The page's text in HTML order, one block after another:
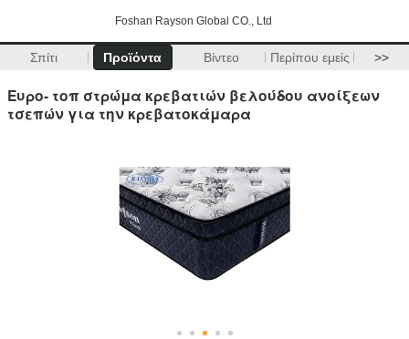
Foshan Rayson Global CO., Ltd
Σπίτι Προϊόντα Βίντεο Περίπου εμείς >>
Ευρο- τοπ στρώμα κρεβατιών βελούδου ανοίξεων
τσεπών για την κρεβατοκάμαρα